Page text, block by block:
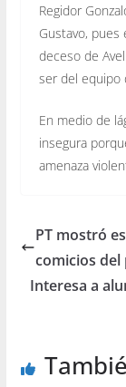
Regidor
Gustavo,
deceso de
ser del equipo
En medio de
insegura
amenaza
PT mostró
comicios del
Interesa a